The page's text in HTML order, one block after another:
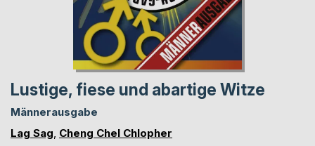
Lustige, fiese und abartige Witze
Männerausgabe
Lag Sag Cheng Chel Chlopher